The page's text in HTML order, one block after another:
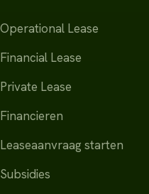
Operational Lease
Financial Lease
Private Lease
Financieren
Leaseaanvraag starten
Subsidies